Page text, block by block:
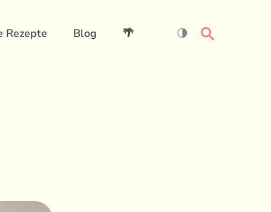
Rezepte Blog 🌴 🌗 Search